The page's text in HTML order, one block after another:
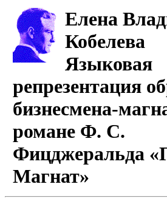
Елена
Кобелева
Языковая
репрезентация
бизнесмена-
романе Ф. С.
Фицджеральда
Магнат»